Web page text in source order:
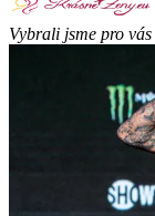
Vybrali jsme pro vás